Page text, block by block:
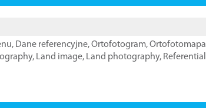
, Dane referencyjne,Ortofotogram,Ortofotomapa
, Land image, Land photography, Referential